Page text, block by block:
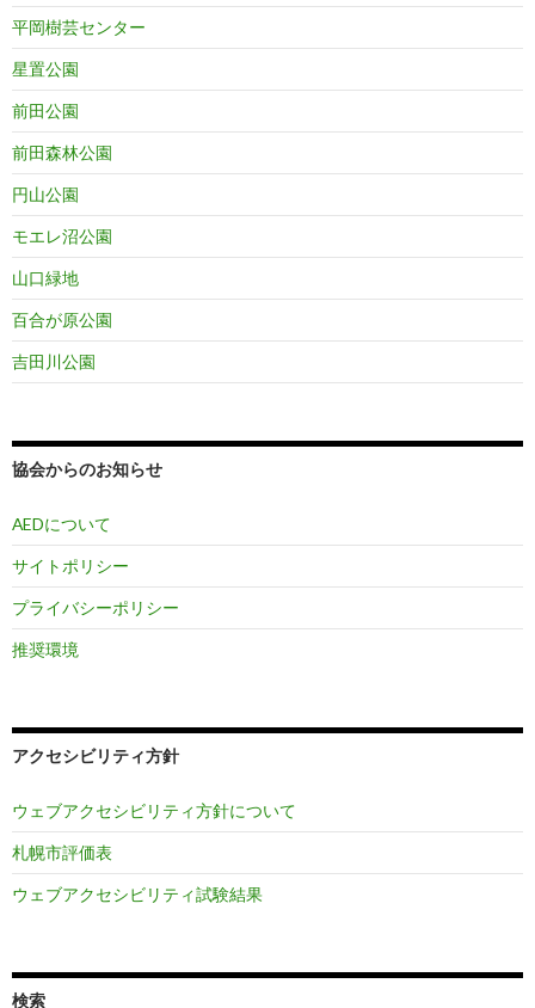
平岡樹芸センター
星置公園
前田公園
前田森林公園
円山公園
モエレ沼公園
山口緑地
百合が原公園
吉田川公園
協会からのお知らせ
AEDについて
サイトポリシー
プライバシーポリシー
推奨環境
アクセシビリティ方針
ウェブアクセシビリティ方針について
札幌市評価表
ウェブアクセシビリティ試験結果
検索